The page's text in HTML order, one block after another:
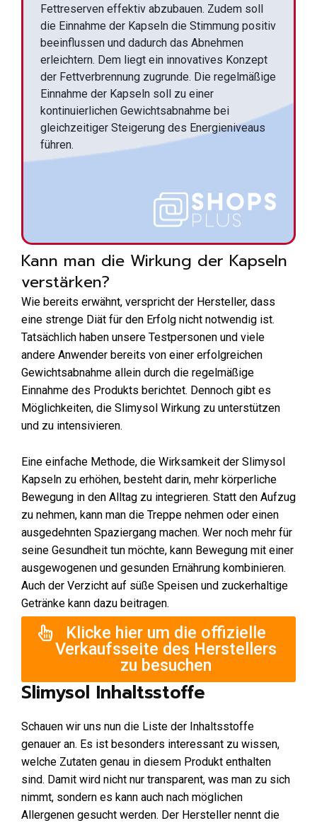
Fettreserven effektiv abzubauen. Zudem soll
die Einnahme der Kapseln die Stimmung positiv
beeinflussen und dadurch das Abnehmen
erleichtern. Dem liegt ein innovatives Konzept
der Fettverbrennung zugrunde. Die regelmäßige
Einnahme der Kapseln soll zu einer
kontinuierlichen Gewichtsabnahme bei
gleichzeitiger Steigerung des Energieniveaus
führen.
Kann man die Wirkung der Kapseln
verstärken?
Wie bereits erwähnt, verspricht der Hersteller, dass
eine strenge Diät für den Erfolg nicht notwendig ist.
Tatsächlich haben unsere Testpersonen und viele
andere Anwender bereits von einer erfolgreichen
Gewichtsabnahme allein durch die regelmäßige
Einnahme des Produkts berichtet. Dennoch gibt es
Möglichkeiten, die Slimysol Wirkung zu unterstützen
und zu intensivieren.
Eine einfache Methode, die Wirksamkeit der Slimysol
Kapseln zu erhöhen, besteht darin, mehr körperliche
Bewegung in den Alltag zu integrieren. Statt den Aufzug
zu nehmen, kann man die Treppe nehmen oder einen
ausgedehnten Spaziergang machen. Wer noch mehr für
seine Gesundheit tun möchte, kann Bewegung mit einer
ausgewogenen und gesunden Ernährung kombinieren.
Auch der Verzicht auf süße Speisen und zuckerhaltige
Getränke kann dazu beitragen.
Klicke hier um die offizielle
Verkaufsseite des Herstellers
zu besuchen
Slimysol Inhaltsstoffe
Schauen wir uns nun die Liste der Inhaltsstoffe
genauer an. Es ist besonders interessant zu wissen,
welche Zutaten genau in diesem Produkt enthalten
sind. Damit wird nicht nur transparent, was man zu sich
nimmt, sondern es kann auch nach möglichen
Allergenen gesucht werden. Der Hersteller nennt die